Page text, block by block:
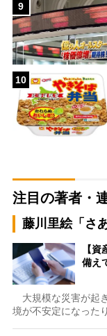
9
10
注目の著者・
藤川里絵「さ
【
備え
大規模な災害が起
境が不安定になった